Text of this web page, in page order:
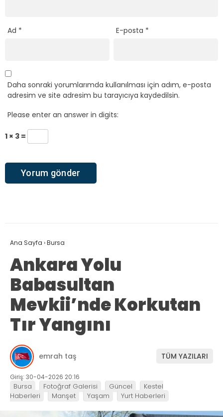
Ad * E-posta *
Daha sonraki yorumlarımda kullanılması için adım, e-posta
adresim ve site adresim bu tarayıcıya kaydedilsin.
Please enter an answer in digits:
1 × 3 =
Ana Sayfa ›Bursa
Ankara Yolu
Babasultan
Mevkii’nde Korkutan
Tır Yangını
emrah taş TÜM YAZILARI
Giriş: 30-04-2026 20:16
Bursa Fotoğraf Galerisi Güncel
Kestel
Haberleri
Manşet Yaşam Yurt Haberleri